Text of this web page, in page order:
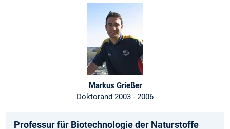
Markus Grießer
Doktorand 2003 - 2006
Professur für Biotechnologie der Naturstoffe